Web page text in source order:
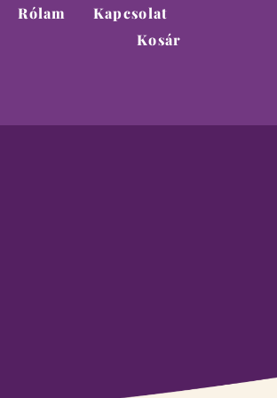
Rólam
Kapcsolat
Kosár